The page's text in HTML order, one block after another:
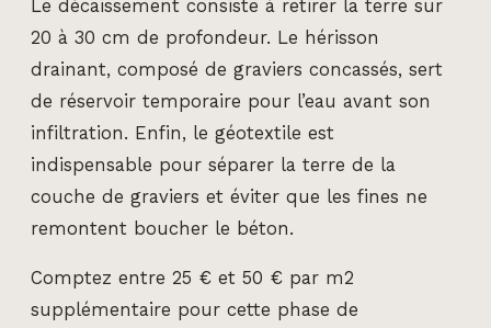
Le décaissement consiste à retirer la terre sur
20 à 30 cm de profondeur. Le hérisson
drainant, composé de graviers concassés, sert
de réservoir temporaire pour l’eau avant son
infiltration. Enfin, le géotextile est
indispensable pour séparer la terre de la
couche de graviers et éviter que les fines ne
remontent boucher le béton.
Comptez entre 25 € et 50 € par m2
supplémentaire pour cette phase de